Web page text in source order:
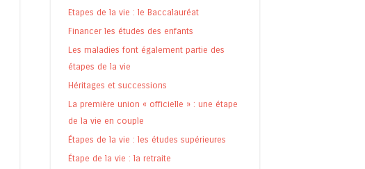
Etapes de la vie : le Baccalauréat
Financer les études des enfants
Les maladies font également partie des
étapes de la vie
Héritages et successions
La première union « officielle » : une étape
de la vie en couple
Étapes de la vie : les études supérieures
Étape de la vie : la retraite